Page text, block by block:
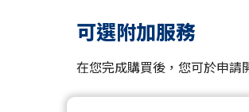
可選附加服務
在您完成購買後，您可於申請